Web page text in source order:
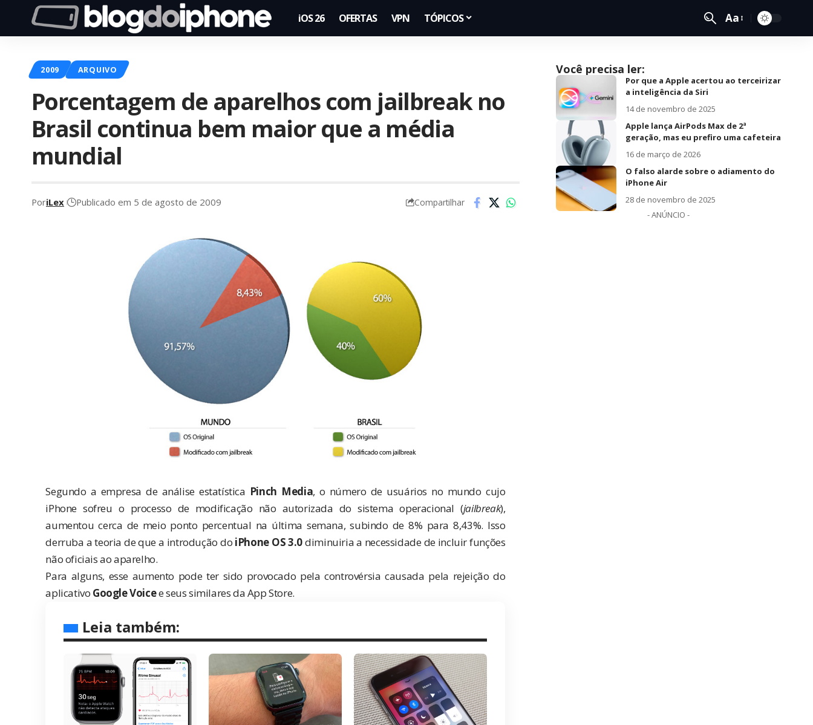
iOS 26 OFERTAS VPN TÓPICOS Aa
2009 ARQUIVO
Porcentagem de aparelhos com jailbreak no
Brasil continua bem maior que a média
mundial
PoriLex Publicado em 5 de agosto de 2009 Compartilhar
Segundo a empresa de análise estatística Pinch Media, o número de usuários no mundo cujo
iPhone sofreu o processo de modificação não autorizada do sistema operacional (jailbreak),
aumentou cerca de meio ponto percentual na última semana, subindo de 8% para 8,43%. Isso
derruba a teoria de que a introdução do iPhone OS 3.0diminuiria a necessidade de incluir funções
não oficiais ao aparelho.
Para alguns, esse aumento pode ter sido provocado pelacontrovérsia causada pela rejeição do
aplicativo Google Voicee seus similares da App Store.
Leia também:
Você precisa ler:
Por que a Apple acertou ao terceirizar
a inteligência da Siri
14 de novembro de 2025
Apple lança AirPods Max de 2ª
geração, mas eu prefiro uma cafeteira
16 de março de 2026
O falso alarde sobre o adiamento do
iPhone Air
28 de novembro de 2025
- ANÚNCIO -